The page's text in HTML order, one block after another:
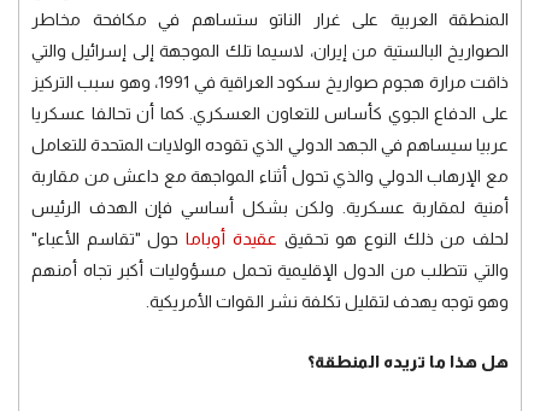
المنطقة العربية على غرار الناتو ستساهم في مكافحة مخاطر
الصواريخ البالستية من إيران، لاسيما تلك الموجهة إلى إسرائيل والتي
ذاقت مرارة هجوم صواريخ سكود العراقية في 1991، وهو سبب التركيز
على الدفاع الجوي كأساس للتعاون العسكري. كما أن تحالفا عسكريا
عربيا سيساهم في الجهد الدولي الذي تقوده الولايات المتحدة للتعامل
مع الإرهاب الدولي والذي تحول أثناء المواجهة مع داعش من مقاربة
أمنية لمقاربة عسكرية. ولكن بشكل أساسي فإن الهدف الرئيس
لحلف من ذلك النوع هو تحقيق عقيدة أوباماحول "تقاسم الأعباء"
والتي تتطلب من الدول الإقليمية تحمل مسؤوليات أكبر تجاه أمنهم
وهو توجه يهدف لتقليل تكلفة نشر القوات الأمريكية.
هل هذا ما تريده المنطقة؟